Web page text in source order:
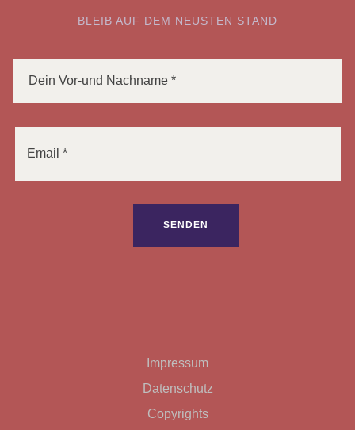
BLEIB AUF DEM NEUSTEN STAND
Impressum
Datenschutz
Copyrights